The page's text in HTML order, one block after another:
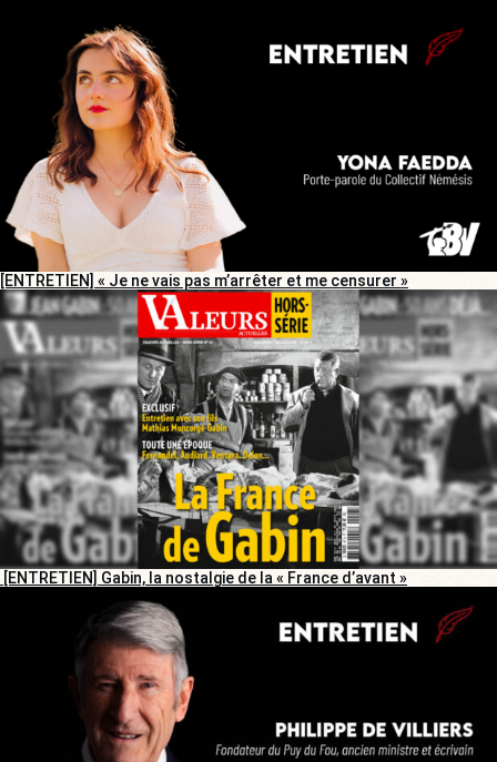
[ENTRETIEN] « Je ne vais pas m’arrêter et me censurer »
[ENTRETIEN] Gabin, la nostalgie de la « France d’avant »